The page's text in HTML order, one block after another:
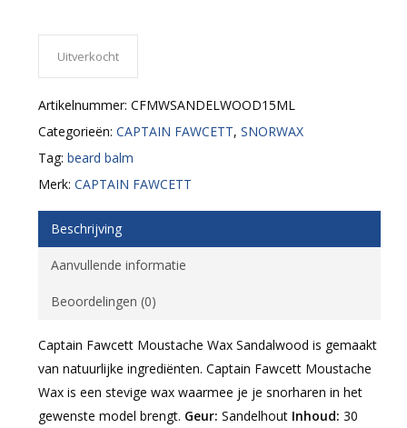
Uitverkocht
Artikelnummer: CFMWSANDELWOOD15ML
Categorieën: CAPTAIN FAWCETT, SNORWAX
Tag: beard balm
Merk: CAPTAIN FAWCETT
Beschrijving
Aanvullende informatie
Beoordelingen (0)
Captain Fawcett Moustache Wax Sandalwood is gemaakt
van natuurlijke ingrediënten. Captain Fawcett Moustache
Wax is een stevige wax waarmee je je snorharen in het
gewenste model brengt. Geur: Sandelhout Inhoud: 30